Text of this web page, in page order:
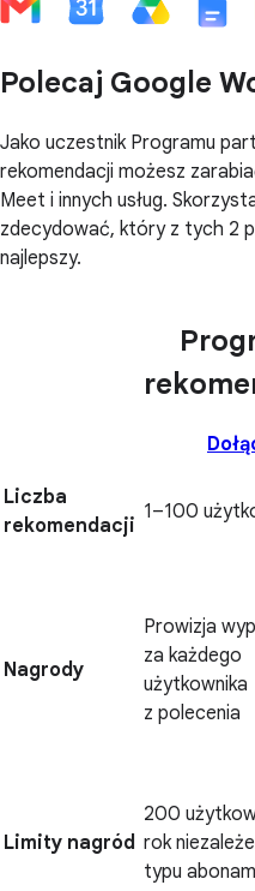
Polecaj Google
Jako uczestnik Programu
rekomendacji możesz
Meet i innych usług.
zdecydować, który z tych 2
najlepszy.
Liczba
rekomendacji
1–100
Nagrody
Prowizja
za każdego
użytkownika
z polecenia
Limity nagród
200
rok
typu